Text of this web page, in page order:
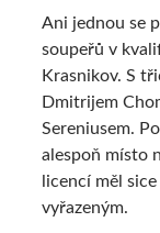
Ani jednou se
soupeřů v
Krasnikov. S
Dmitrijem
Sereniusem.
alespoň místo
licencí měl
vyřazeným.